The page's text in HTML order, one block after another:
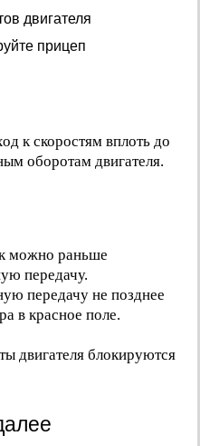
двигателя
прицеп
к скоростям вплоть до
оборотам двигателя.
можно раньше
передачу.
передачу не позднее
в красное поле.
двигателя блокируются